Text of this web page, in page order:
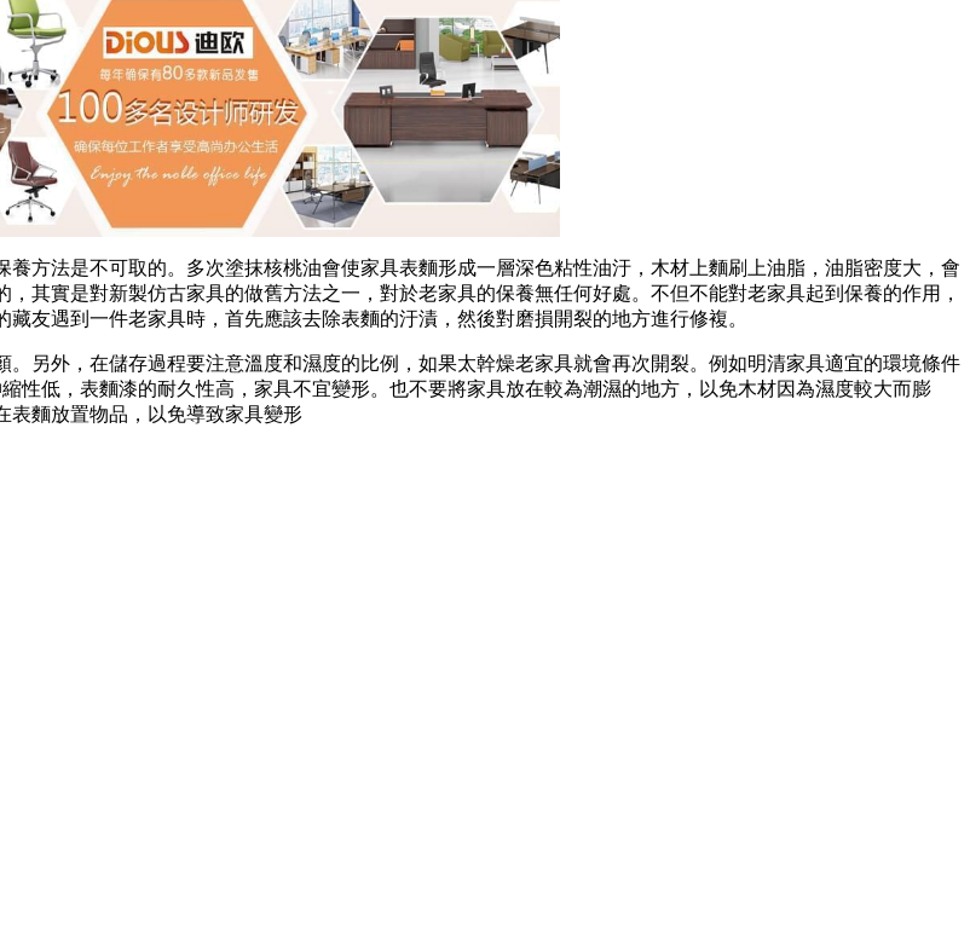
養方法是不可取的。多次塗抹核桃油會使家具表麵形成一層深色粘性油汙，木材上麵刷上油脂，油脂密度大，會
，其實是對新製仿古家具的做舊方法之一，對於老家具的保養無任何好處。不但不能對老家具起到保養的作用，
藏友遇到一件老家具時，首先應該去除表麵的汙漬，然後對磨損開裂的地方進行修複。
另外，在儲存過程要注意溫度和濕度的比例 ，如果太幹燥老家具就會再次開裂。例如明清家具適宜的環境條件
性低，表麵漆的耐久性高，家具不宜變形。也不要將家具放在較為潮濕的地方，以免木材因為濕度較大而膨
表麵放置物品，以免導致家具變形